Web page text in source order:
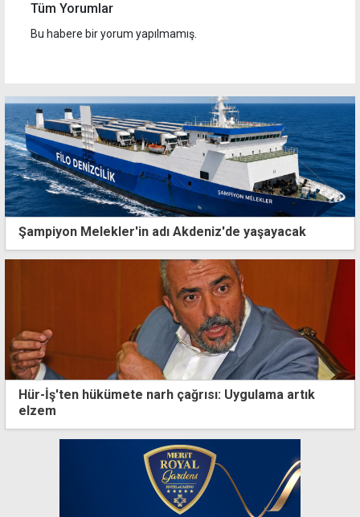
Tüm Yorumlar
Bu habere bir yorum yapılmamış.
Şampiyon Melekler'in adı Akdeniz'de yaşayacak
Hür-İş'ten hükümete narh çağrısı: Uygulama artık
elzem